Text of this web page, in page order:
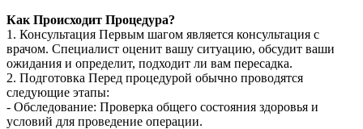
Как Происходит Процедура?
1. Консультация Первым шагом является консультация с
врачом. Специалист оценит вашу ситуацию, обсудит ваши
ожидания и определит, подходит ли вам пересадка.
2. Подготовка Перед процедурой обычно проводятся
следующие этапы:
- Обследование: Проверка общего состояния здоровья и
условий для проведение операции.